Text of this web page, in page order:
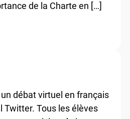
de la Charte en […]
débat virtuel en français
Twitter. Tous les élèves